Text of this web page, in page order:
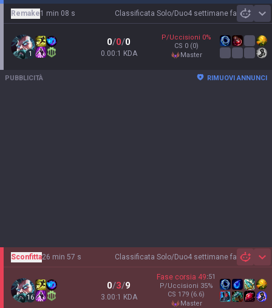
Classificata Solo/Duo4 settimane fa
Remake1 min 08 s
1
0/0/0
0.00:1 KDA
P/Uccisioni 0%
CS 0 (0)
master
PUBBLICITÀ RIMUOVI ANNUNCI
Classificata Solo/Duo4 settimane fa
Sconfitta26 min 57 s
16
0/3/9
3.00:1 KDA
Fase corsia 49:51
P/Uccisioni 35%
CS 179 (6.6)
master